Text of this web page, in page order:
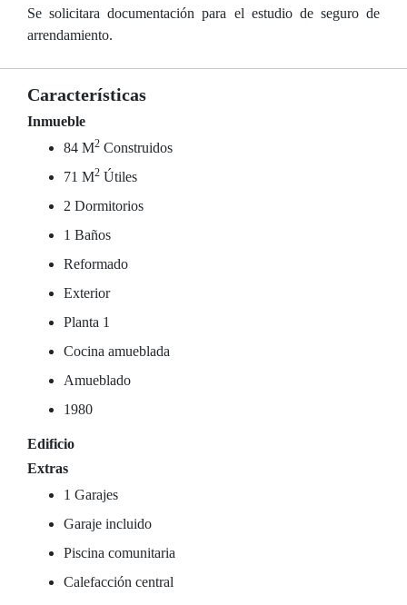
Se solicitara documentación para el estudio de seguro de
arrendamiento.
Características
Inmueble
84 M2 Construidos
71 M2 Útiles
2 Dormitorios
1 Baños
Reformado
Exterior
Planta 1
Cocina amueblada
Amueblado
1980
Edificio
Extras
1 Garajes
Garaje incluido
Piscina comunitaria
Calefacción central